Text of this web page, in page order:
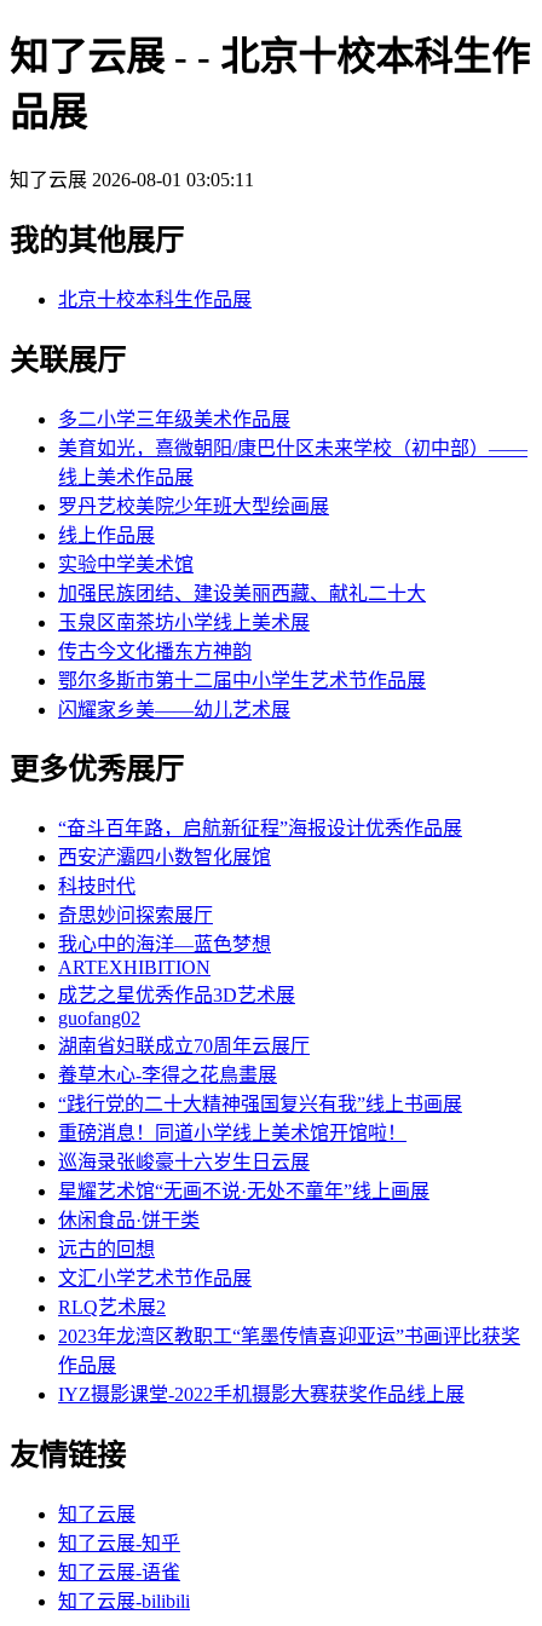
知了云展 - - 北京十校本科生作
品展
知了云展 2026-08-01 03:05:11
我的其他展厅
北京十校本科生作品展
关联展厅
多二小学三年级美术作品展
美育如光，熹微朝阳/康巴什区未来学校（初中部）——
线上美术作品展
罗丹艺校美院少年班大型绘画展
线上作品展
实验中学美术馆
加强民族团结、建设美丽西藏、献礼二十大
玉泉区南茶坊小学线上美术展
传古今文化播东方神韵
鄂尔多斯市第十二届中小学生艺术节作品展
闪耀家乡美——幼儿艺术展
更多优秀展厅
“奋斗百年路，启航新征程”海报设计优秀作品展
西安浐灞四小数智化展馆
科技时代
奇思妙问探索展厅
我心中的海洋—蓝色梦想
ARTEXHIBITION
成艺之星优秀作品3D艺术展
guofang02
湖南省妇联成立70周年云展厅
養草木心-李得之花鳥畫展
“践行党的二十大精神强国复兴有我”线上书画展
重磅消息！同道小学线上美术馆开馆啦！
巡海录张峻豪十六岁生日云展
星耀艺术馆“无画不说·无处不童年”线上画展
休闲食品·饼干类
远古的回想
文汇小学艺术节作品展
RLQ艺术展2
2023年龙湾区教职工“笔墨传情喜迎亚运”书画评比获奖
作品展
IYZ摄影课堂-2022手机摄影大赛获奖作品线上展
友情链接
知了云展
知了云展-知乎
知了云展-语雀
知了云展-bilibili